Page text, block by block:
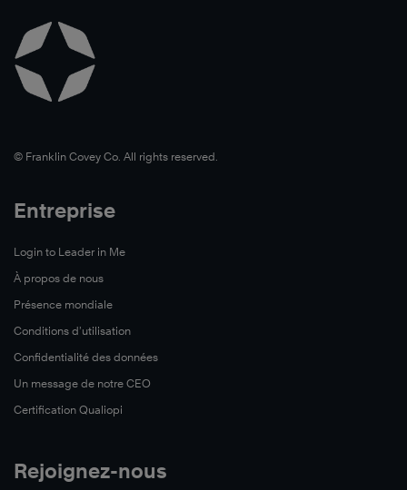
©️ Franklin Covey Co. All rights reserved.
Entreprise
Login to Leader in Me
À propos de nous
Présence mondiale
Conditions d’utilisation
Confidentialité des données
Un message de notre CEO
Certification Qualiopi
Rejoignez-nous